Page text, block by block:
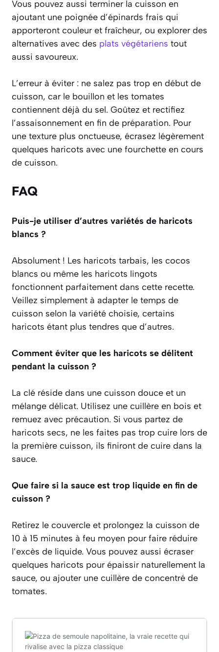
Vous pouvez aussi terminer la cuisson en
ajoutant une poignée d’épinards frais qui
apporteront couleur et fraîcheur, ou explorer des
alternatives avec des plats végétariens tout
aussi savoureux.
L’erreur à éviter : ne salez pas trop en début de
cuisson, car le bouillon et les tomates
contiennent déjà du sel. Goûtez et rectifiez
l’assaisonnement en fin de préparation. Pour
une texture plus onctueuse, écrasez légèrement
quelques haricots avec une fourchette en cours
de cuisson.
FAQ
Puis-je utiliser d’autres variétés de haricots
blancs ?
Absolument ! Les haricots tarbais, les cocos
blancs ou même les haricots lingots
fonctionnent parfaitement dans cette recette.
Veillez simplement à adapter le temps de
cuisson selon la variété choisie, certains
haricots étant plus tendres que d’autres.
Comment éviter que les haricots se délitent
pendant la cuisson ?
La clé réside dans une cuisson douce et un
mélange délicat. Utilisez une cuillère en bois et
remuez avec précaution. Si vous partez de
haricots secs, ne les faites pas trop cuire lors de
la première cuisson, ils finiront de cuire dans la
sauce.
Que faire si la sauce est trop liquide en fin de
cuisson ?
Retirez le couvercle et prolongez la cuisson de
10 à 15 minutes à feu moyen pour faire réduire
l’excès de liquide. Vous pouvez aussi écraser
quelques haricots pour épaissir naturellement la
sauce, ou ajouter une cuillère de concentré de
tomates.